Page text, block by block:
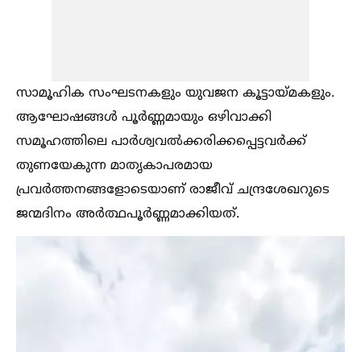
സാമൂഹിക സംഘടനകളും യുവജന കൂട്ടായ്മകളും.
ആഘോഷങ്ങള്‍ പൂർണ്ണമായും ഒഴിവാക്കി
സമൂഹത്തിലെ പാർശ്വവല്‍ക്കരിക്കപ്പെട്ടവർക്ക്
തുണയേകുന്ന മാതൃകാപരമായ
പ്രവർത്തനങ്ങളോടെയാണ് രാജീവ് ചന്ദ്രശേഖറുടെ
ജന്മദിനം അർത്ഥപൂർണ്ണമാക്കിയത്.